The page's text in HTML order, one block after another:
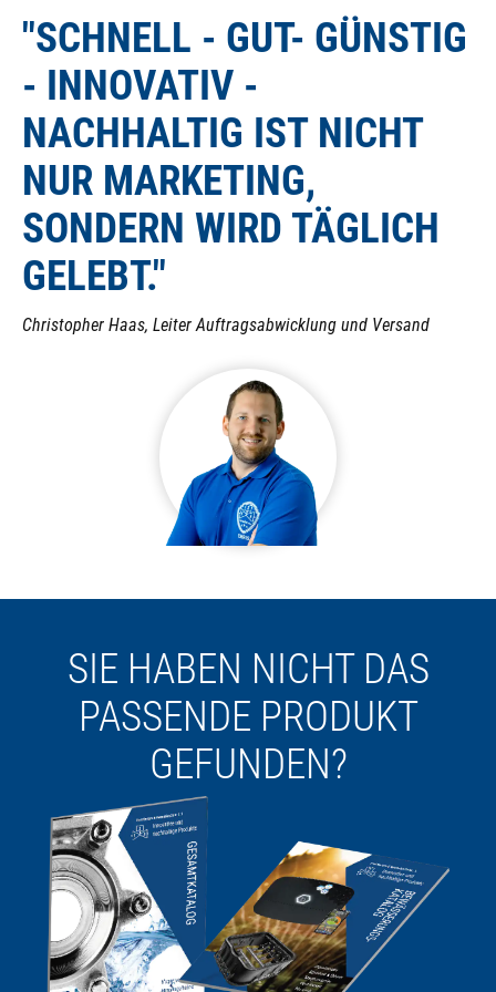
"SCHNELL - GUT- GÜNSTIG
- INNOVATIV -
NACHHALTIG IST NICHT
NUR MARKETING,
SONDERN WIRD TÄGLICH
GELEBT."
Christopher Haas, Leiter Auftragsabwicklung und Versand
SIE HABEN NICHT DAS
PASSENDE PRODUKT
GEFUNDEN?